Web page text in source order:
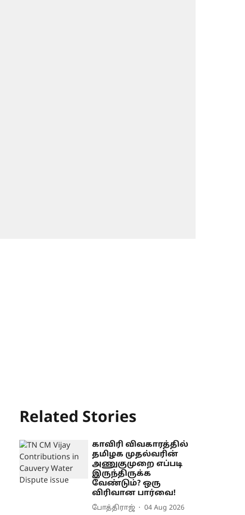
Related Stories
காவிரி விவகாரத்தில்
தமிழக முதல்வரின்
அணுகுமுறை எப்படி
இருந்திருக்க
வேண்டும்? ஒரு
விரிவான பார்வை!
போத்திராஜ் 04 Aug 2026